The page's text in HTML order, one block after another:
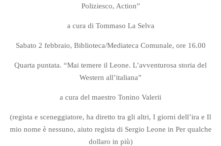
Poliziesco, Action”
a cura di Tommaso La Selva
Sabato 2 febbraio, Biblioteca/Mediateca Comunale, ore 16.00
Quarta puntata. “Mai temere il Leone. L’avventurosa storia del
Western all’italiana”
a cura del maestro Tonino Valerii
(regista e sceneggiatore, ha diretto tra gli altri, I giorni dell’ira e Il
mio nome è nessuno, aiuto regista di Sergio Leone in Per qualche
dollaro in più)